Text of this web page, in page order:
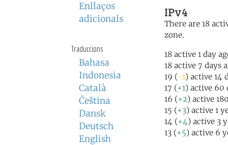
Enllaços
adicionals
Traduccions
Bahasa
Indonesia
Català
Čeština
Dansk
Deutsch
English
IPv4
There are 18
zone.
18 active 1 day
18 active 7 days
19 (-1) active 14
17 (+1) active 60
16 (+2) active
15 (+3) active 1
14 (+4) active 3
13 (+5) active 6